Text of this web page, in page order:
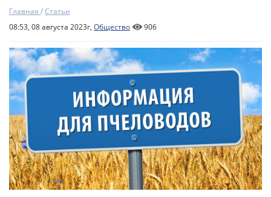
Главная /Статьи
08:53, 08 августа 2023г, Общество 906